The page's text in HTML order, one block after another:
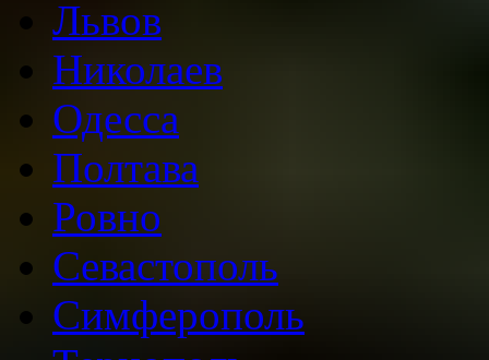
Львов
Николаев
Одесса
Полтава
Ровно
Севастополь
Симферополь